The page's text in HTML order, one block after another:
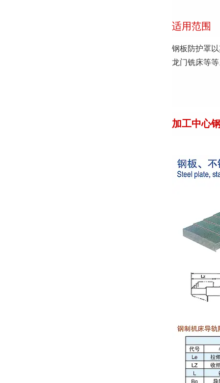
适用范围
钢板防护罩
龙门铣床等
加工中心